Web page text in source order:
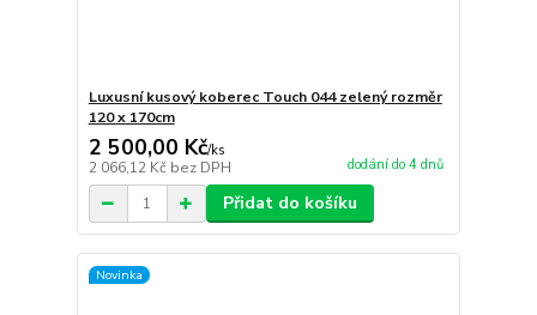
Luxusní kusový koberec Touch 044 zelený rozměr
120 x 170cm
2 500,00 Kč/ks
2 066,12 Kč bez DPH dodání do 4 dnů
Přidat do košíku
Novinka